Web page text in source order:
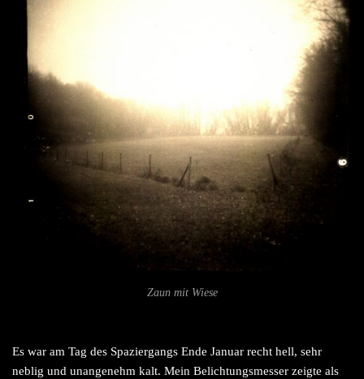
Zaun mit Wiese
Es war am Tag des Spaziergangs Ende Januar recht hell, sehr
neblig und unangenehm kalt. Mein Belichtungsmesser zeigte als